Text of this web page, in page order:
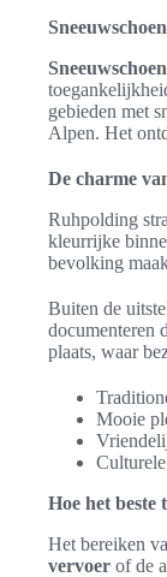
gebieden met
Alpen. Het
De charme
Ruhpolding
kleurrijke
bevolking
Buiten de
documenteren
plaats, waar
Mooie
Hoe het
Het bereiken
vervoer of de